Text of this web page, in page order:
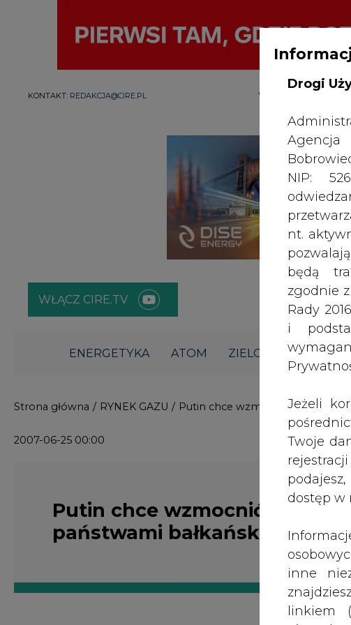
KONTAKT: REDAKCJA@CIRE.PL WYDAWCA PORTALU:
WŁĄCZ CIRE.TV
ENERGETYKA ATOM ZIELONA
Drogi
NIP:
nt.
będą
zgodnie
Rady
i
Jeżeli
Twoje
dostęp w
inne
linkiem (
Strona główna / RYNEK GAZU / Putin chce wzmocnić
2007-06-25 00:00
Putin chce wzmocnić
państwami bałkańskimi